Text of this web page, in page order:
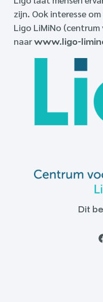
zijn. Ook interesse
Ligo LiMiNo
naarwww.ligo-
Dit